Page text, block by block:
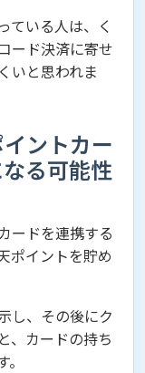
ている人は、く
ード決済に寄せ
いと思われま
ントカー
る可能性
ードを連携する
ポイントを貯め
し、その後にク
、カードの持ち